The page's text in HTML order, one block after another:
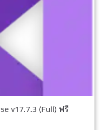
v17.7.3 (Full) ฟรี